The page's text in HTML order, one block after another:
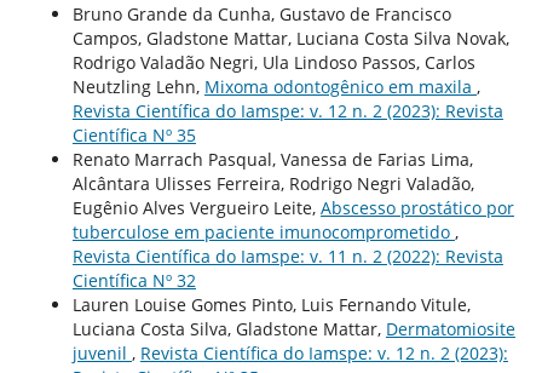
Bruno Grande da Cunha, Gustavo de Francisco
Campos, Gladstone Mattar, Luciana Costa Silva Novak,
Rodrigo Valadão Negri, Ula Lindoso Passos, Carlos
Neutzling Lehn, Mixoma odontogênico em maxila ,
Revista Científica do Iamspe: v. 12 n. 2 (2023): Revista
Científica Nº 35
Renato Marrach Pasqual, Vanessa de Farias Lima,
Alcântara Ulisses Ferreira, Rodrigo Negri Valadão,
Eugênio Alves Vergueiro Leite, Abscesso prostático por
tuberculose em paciente imunocomprometido ,
Revista Científica do Iamspe: v. 11 n. 2 (2022): Revista
Científica Nº 32
Lauren Louise Gomes Pinto, Luis Fernando Vitule,
Luciana Costa Silva, Gladstone Mattar, Dermatomiosite
juvenil , Revista Científica do Iamspe: v. 12 n. 2 (2023):